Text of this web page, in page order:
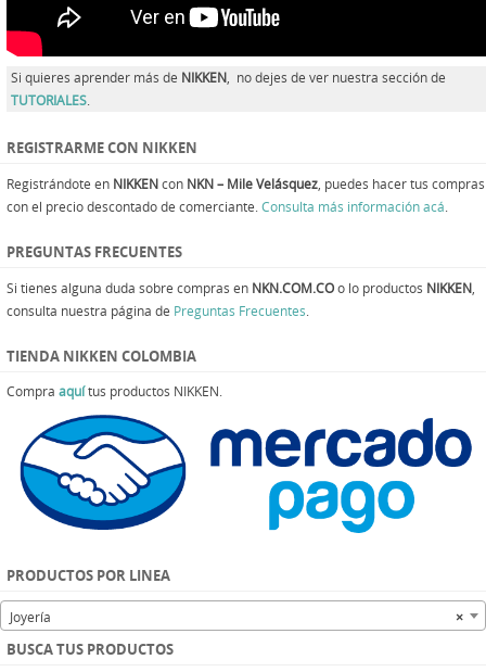
Si quieres aprender más de NIKKEN , no dejes de ver nuestra sección de
TUTORIALES
REGISTRARME CON NIKKEN
Registrándote en NIKKENcon NKN – Mile Velásquez , puedes hacer tus compras
con el precio descontado de comerciante. Consulta más información acá
PREGUNTAS FRECUENTES
Si tienes alguna duda sobre compras en NKN.COM.COo lo productos NIKKEN
consulta nuestra página de Preguntas Frecuentes
TIENDA NIKKEN COLOMBIA
Compra aquítus productos NIKKEN.
PRODUCTOS POR LINEA
×
Joyería
BUSCA TUS PRODUCTOS